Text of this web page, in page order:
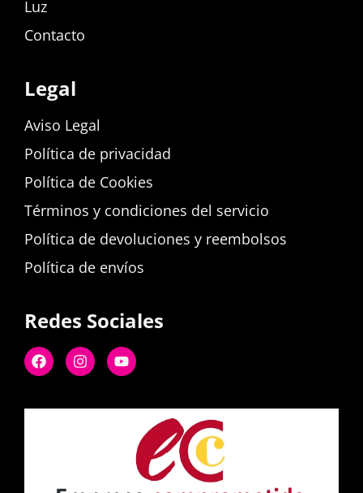
Luz
Contacto
Legal
Aviso Legal
Política de privacidad
Política de Cookies
Términos y condiciones del servicio
Política de devoluciones y reembolsos
Política de envíos
Redes Sociales